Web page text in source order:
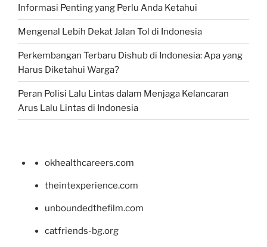
Informasi Penting yang Perlu Anda Ketahui
Mengenal Lebih Dekat Jalan Tol di Indonesia
Perkembangan Terbaru Dishub di Indonesia: Apa yang
Harus Diketahui Warga?
Peran Polisi Lalu Lintas dalam Menjaga Kelancaran
Arus Lalu Lintas di Indonesia
okhealthcareers.com
theintexperience.com
unboundedthefilm.com
catfriends-bg.org